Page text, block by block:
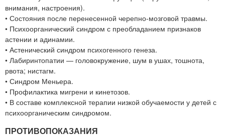
внимания, настроения).
• Состояния после перенесенной черепно-мозговой травмы.
• Психоорганический синдром с преобладанием признаков
астении и адинамии.
• Астенический синдром психогенного генеза.
• Лабиринтопатии — головокружение, шум в ушах, тошнота,
рвота; нистагм.
• Синдром Меньера.
• Профилактика мигрени и кинетозов.
• В составе комплексной терапии низкой обучаемости у детей с
психоорганическим синдромом.
ПРОТИВОПОКАЗАНИЯ